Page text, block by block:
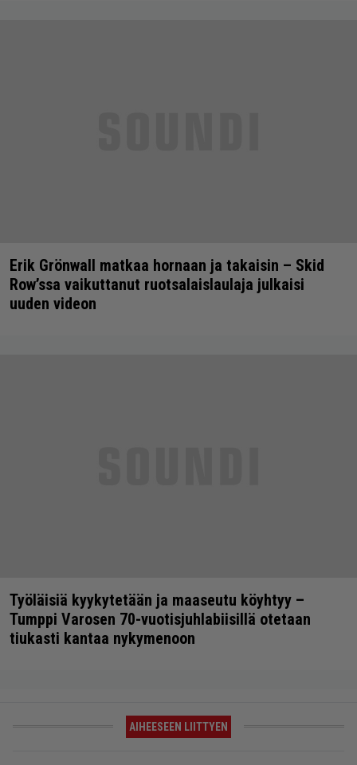
Erik Grönwall matkaa hornaan ja takaisin – Skid
Row’ssa vaikuttanut ruotsalaislaulaja julkaisi
uuden videon
Työläisiä kyykytetään ja maaseutu köyhtyy –
Tumppi Varosen 70-vuotisjuhlabiisillä otetaan
tiukasti kantaa nykymenoon
AIHEESEEN LIITTYEN